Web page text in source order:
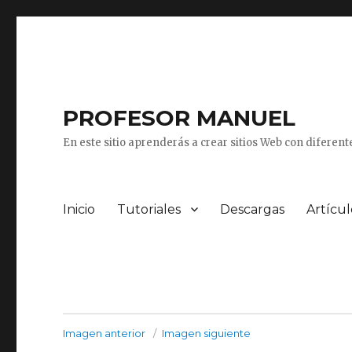
PROFESOR MANUEL
En este sitio aprenderás a crear sitios Web con
Inicio Tutoriales Descargas
Imagen anterior Imagen siguiente